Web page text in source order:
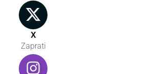
X
Zaprati